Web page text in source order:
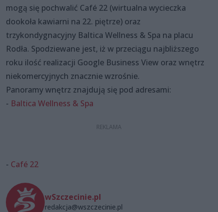
mogą się pochwalić Café 22 (wirtualna wycieczka
dookoła kawiarni na 22. piętrze) oraz
trzykondygnacyjny Baltica Wellness & Spa na placu
Rodła. Spodziewane jest, iż w przeciągu najbliższego
roku ilość realizacji Google Business View oraz wnętrz
niekomercyjnych znacznie wzrośnie.
Panoramy wnętrz znajdują się pod adresami:
- Baltica Wellness & Spa
- Café 22
wSzczecinie.pl
redakcja@wszczecinie.pl